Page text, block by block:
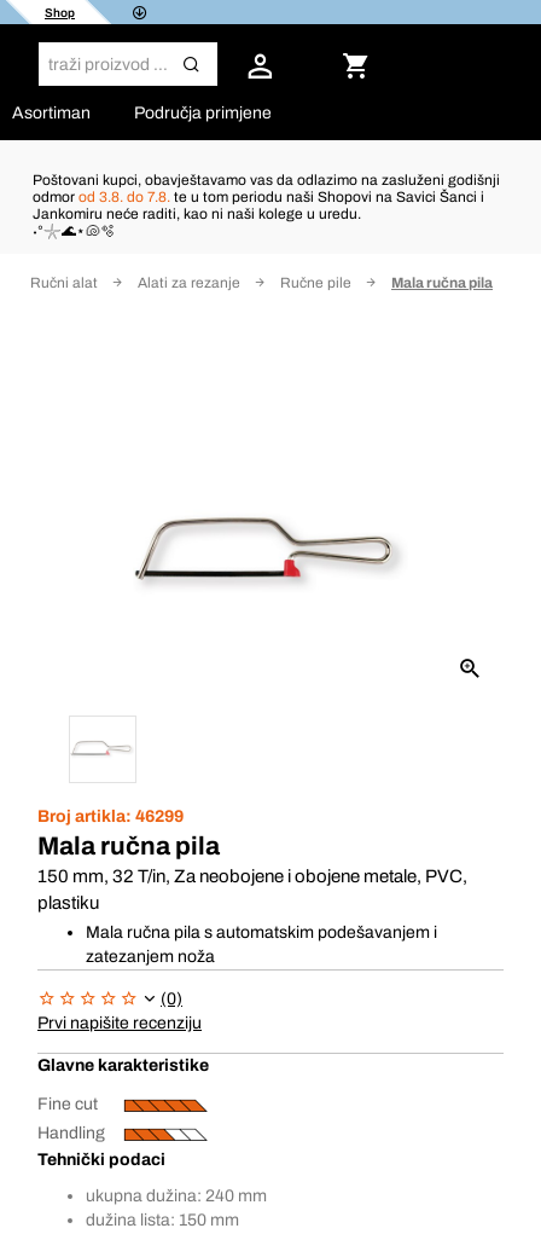
Shop
Asortiman Područja primjene
Poštovani kupci, obavještavamo vas da odlazimo na zasluženi godišnji
odmor od 3.8. do 7.8. te u tom periodu naši Shopovi na Savici Šanci i
Jankomiru neće raditi, kao ni naši kolege u uredu.
˖°𓇼🌊⋆🐚🫧
Ručni alat Alati za rezanje Ručne pile Mala ručna pila
Broj artikla: 46299
Mala ručna pila
150 mm, 32 T/in, Za neobojene i obojene metale, PVC,
plastiku
Mala ručna pila s automatskim podešavanjem i
zatezanjem noža
(0)
Prvi napišite recenziju
Glavne karakteristike
Fine cut
Handling
Tehnički podaci
ukupna dužina: 240 mm
dužina lista: 150 mm